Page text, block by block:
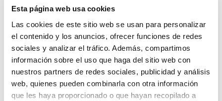
Esta página web usa cookies
Las cookies de este sitio web se usan para personalizar
el contenido y los anuncios, ofrecer funciones de redes
sociales y analizar el tráfico. Además, compartimos
información sobre el uso que haga del sitio web con
nuestros partners de redes sociales, publicidad y análisis
web, quienes pueden combinarla con otra información
que les haya proporcionado o que hayan recopilado a
El alcalde de Alginet,Jesús Boluda
Aldaia,Guillermo Luján, junto a sus concejales de
Deportes,Jordi RoigiJesús Valero, han asistido al
encuentro y han acompañado al presidente de la
FBCV,Salvador Fabregat, en el acto de entrega de
trofeos. Junto a ellos han estado también la concejal
de AlginetPaula Llorcay el presidente del CB Alginet,
Miguel Ángel González.